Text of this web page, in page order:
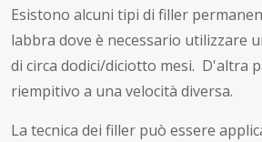
Esistono alcuni tipi di filler
labbra dove è necessario utilizzare
di circa dodici/diciotto mesi. D'altra
riempitivo a una velocità diversa.
La tecnica dei filler può essere